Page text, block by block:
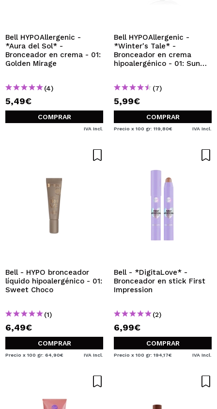
Bell HYPOAllergenic -
*Aura del Sol* -
Bronceador en crema - 01:
Golden Mirage
(4)
5,49€
COMPRAR
IVA Incl.
Bell HYPOAllergenic -
*Winter's Tale* -
Bronceador en crema
hipoalergénico - 01: Sun
(7)
5,99€
COMPRAR
Precio x 100 gr: 119,80€ IVA Incl.
Bell - HYPO bronceador
líquido hipoalergénico - 01:
Sweet Choco
(1)
6,49€
COMPRAR
Precio x 100 gr: 64,90€ IVA Incl.
Bell - *DigitaLove* -
Bronceador en stick First
Impression
(2)
6,99€
COMPRAR
Precio x 100 gr: 194,17€ IVA Incl.